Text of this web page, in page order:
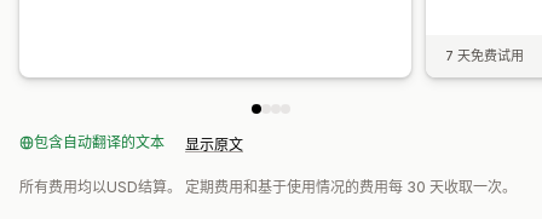
7 天免费试用
包含自动翻译的文本 显示原文
所有费用均以USD结算。 定期费用和基于使用情况的费用每 30 天收取一次。